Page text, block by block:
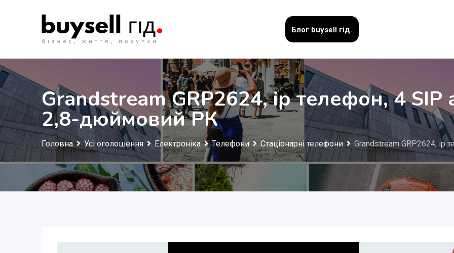
Блог buysell гід.
Grandstream GRP2624, ip телефон, 4 SIP
2,8-дюймовий РК
Головна Усі оголошення Електроніка Телефони Стаціонарні телефони Grandstream GRP2624, ip